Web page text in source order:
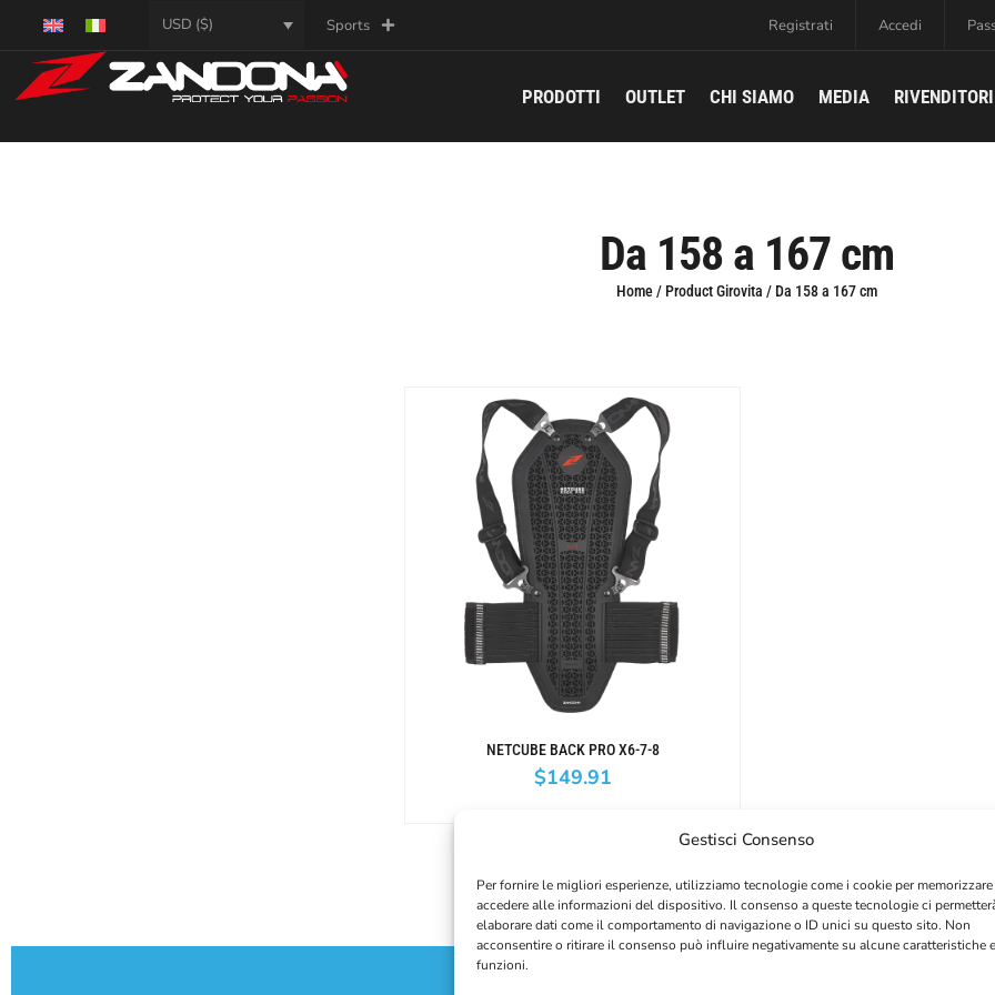
Gestisci Consenso
Per fornire le migliori esperienze, utilizziamo tecnologie come i cookie per memorizzare
accedere alle informazioni del dispositivo. Il consenso a queste tecnologie ci
elaborare dati come il comportamento di navigazione o ID unici su questo sito. Non
acconsentire o ritirare il consenso può influire negativamente su alcune caratteristiche e
funzioni.
USD ($) Sports Registrati Accedi
PRODOTTI OUTLET CHI SIAMO MEDIA RIVENDITORI
Da 158 a 167 cm
Home/ Product Girovita / Da 158 a 167 cm
NETCUBE BACK PRO X6-7-8
$149.91